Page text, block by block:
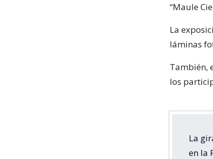
“Maule
La
láminas
También,
los
La
en la